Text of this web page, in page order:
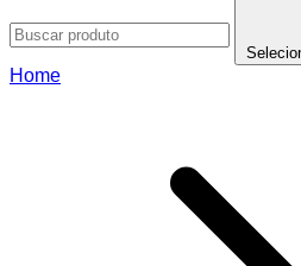
Home